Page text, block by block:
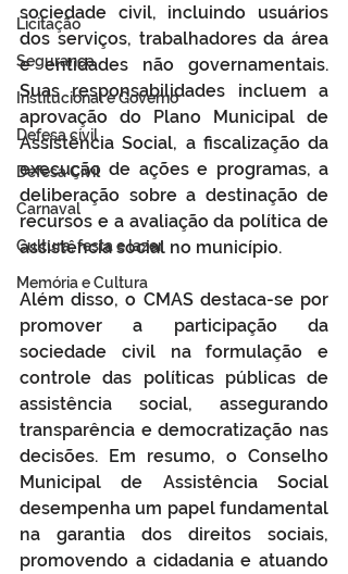
Licitação
Segurança
Institucional e Governo
Defesa cívil
Defesa Civil
Carnaval
Cultura, festa e lazer
Memória e Cultura
sociedade civil, incluindo usuários
dos serviços, trabalhadores da área
e entidades não governamentais.
Suas responsabilidades incluem a
aprovação do Plano Municipal de
Assistência Social, a fiscalização da
execução de ações e programas, a
deliberação sobre a destinação de
recursos e a avaliação da política de
assistência social no município.
Além disso, o CMAS destaca-se por
promover a participação da
sociedade civil na formulação e
controle das políticas públicas de
assistência social, assegurando
transparência e democratização nas
decisões. Em resumo, o Conselho
Municipal de Assistência Social
desempenha um papel fundamental
na garantia dos direitos sociais,
promovendo a cidadania e atuando